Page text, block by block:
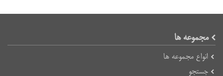
مجموعه ها
انواع مجموعه ها
جستجو